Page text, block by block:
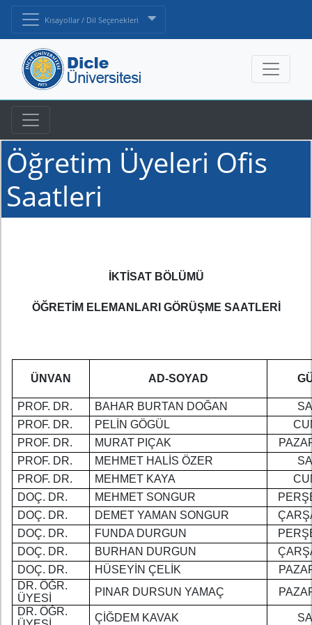
Kısayollar / Dil Seçenekleri
Öğretim Üyeleri Ofis
Saatleri
İKTİSAT BÖLÜMÜ
ÖĞRETİM ELEMANLARI GÖRÜŞME SAATLERİ
ÜNVAN AD-SOYAD
PROF. DR. BAHAR BURTAN DOĞAN
PROF. DR.
PELİN GÖGÜL
PROF. DR.
MURAT PIÇAK
PROF. DR.
MEHMET HALİS ÖZER
PROF. DR.
MEHMET KAYA
DOÇ. DR.
MEHMET SONGUR
DOÇ. DR.
DEMET YAMAN SONGUR
DOÇ. DR.
FUNDA DURGUN
DOÇ. DR.
BURHAN DURGUN
DOÇ. DR.
HÜSEYİN ÇELİK
DR. ÖĞR.
ÜYESİ
PINAR DURSUN YAMAÇ
DR. ÖĞR.
ÇİĞDEM KAVAK